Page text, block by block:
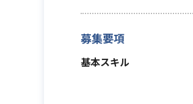
募集要項
基本スキル